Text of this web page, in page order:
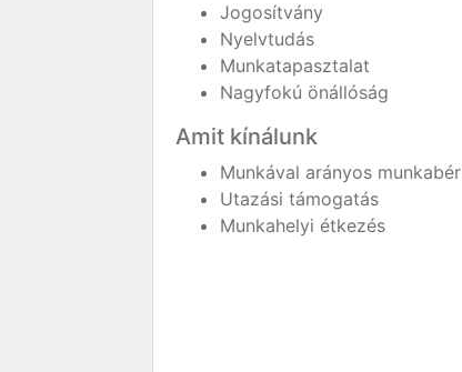
Jogosítvány
Nyelvtudás
Munkatapasztalat
Nagyfokú önállóság
Amit kínálunk
Munkával arányos munkabér
Utazási támogatás
Munkahelyi étkezés